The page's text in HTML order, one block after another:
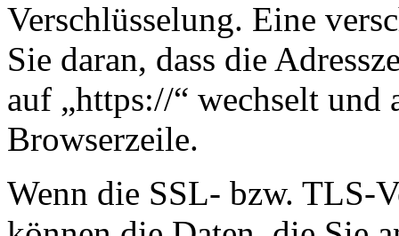
Verschlüsselung. Eine
Sie daran, dass die
auf „https://“ wechselt
Browserzeile.
Wenn die SSL- bzw. TLS-